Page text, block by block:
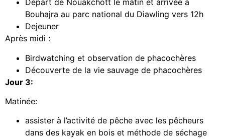
Départ de Nouakchott le matin et arrivée à
Bouhajra au parc national du Diawling vers 12h
Dejeuner
Après midi :
Birdwatching et observation de phacochères
Découverte de la vie sauvage de phacochères
Jour 3:
Matinée:
assister à l’activité de pêche avec les pêcheurs
dans des kayak en bois et méthode de séchage